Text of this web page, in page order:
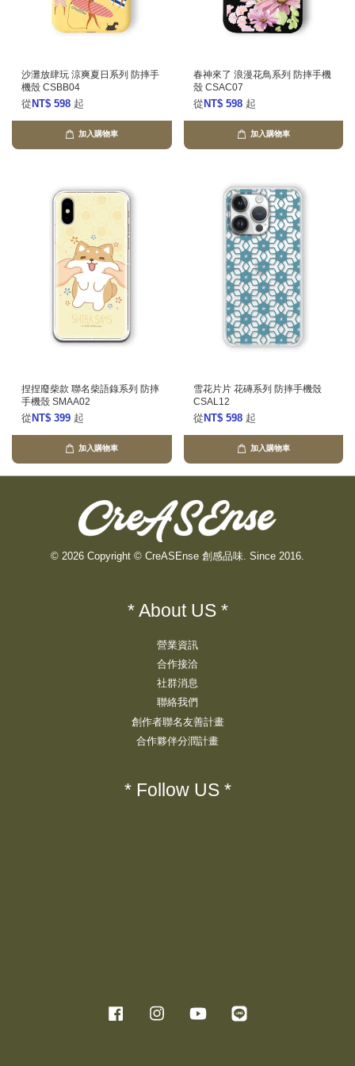
沙灘放肆玩 涼爽夏日系列 防摔手
機殼 CSBB04
從 NT$ 598 起
加入購物車
春神來了 浪漫花鳥系列 防摔手機
殼 CSAC07
從 NT$ 598 起
加入購物車
捏捏廢柴款 聯名柴語錄系列 防摔
手機殼 SMAA02
從 NT$ 399 起
加入購物車
雪花片片 花磚系列 防摔手機殼
CSAL12
從 NT$ 598 起
加入購物車
© 2026 Copyright © CreASEnse 創感品味. Since 2016.
* About US *
營業資訊
合作接洽
社群消息
聯絡我們
創作者聯名友善計畫
合作夥伴分潤計畫
* Follow US *
Facebook Instagram YouTube